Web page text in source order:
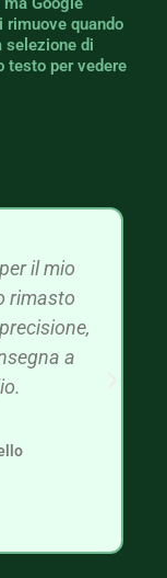
quando
selezione di
testo per vedere
il mio
rimasto
a